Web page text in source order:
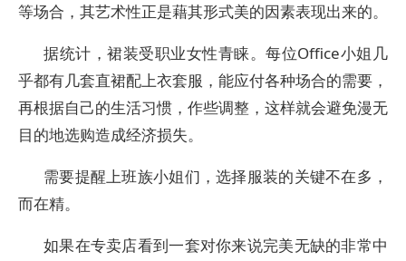
等场合，其艺术性正是藉其形式美的因素表现出来的。
据统计，裙装受职业女性青睐。每位Office小姐几
乎都有几套直裙配上衣套服，能应付各种场合的需要，
再根据自己的生活习惯，作些调整，这样就会避免漫无
目的地选购造成经济损失。
需要提醒上班族小姐们，选择服装的关键不在多，
而在精。
如果在专卖店看到一套对你来说完美无缺的非常中